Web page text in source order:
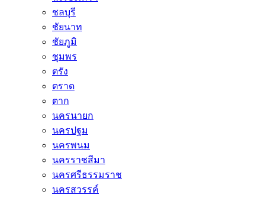
ชลบุรี
ชัยนาท
ชัยภูมิ
ชุมพร
ตรัง
ตราด
ตาก
นครนายก
นครปฐม
นครพนม
นครราชสีมา
นครศรีธรรมราช
นครสวรรค์